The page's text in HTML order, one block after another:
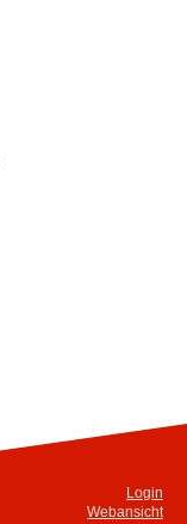
Login
Webansicht